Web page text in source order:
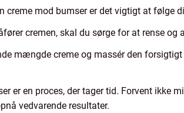
creme mod bumser er det vigtigt at følge
cremen, skal du sørge for at rense
mængde creme og massér den
er en proces, der tager tid. Forvent ikke
vedvarende resultater.